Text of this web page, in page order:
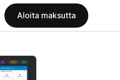
Aloita maksutta